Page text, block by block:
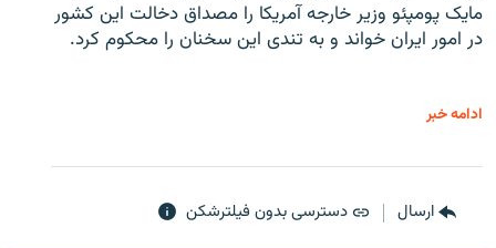
مایک پومپئو وزیر خارجه آمریکا را مصداق دخالت این کشور
در امور ایران خواند و به تندی این سخنان را محکوم کرد.
ادامه خبر
ارسال دسترسی بدون فیلترشکن